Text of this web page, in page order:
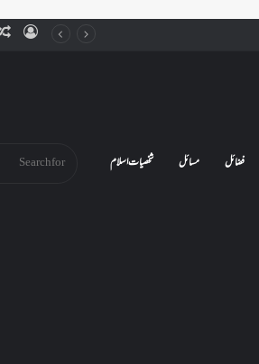
Log
فضائل مسائل شخصیات اسلام